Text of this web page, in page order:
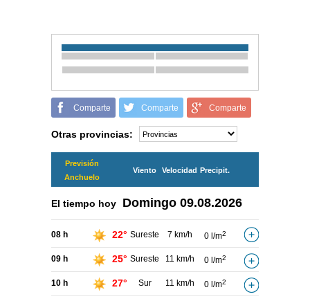
Comparte Comparte Comparte
Otras provincias:
Previsión
Anchuelo
Viento Velocidad Precipit.
El tiempo hoy Domingo 09.08.2026
08 h 22° Sureste 7 km/h 0 l/m2
09 h 25° Sureste 11 km/h 0 l/m2
10 h 27° Sur 11 km/h 0 l/m2